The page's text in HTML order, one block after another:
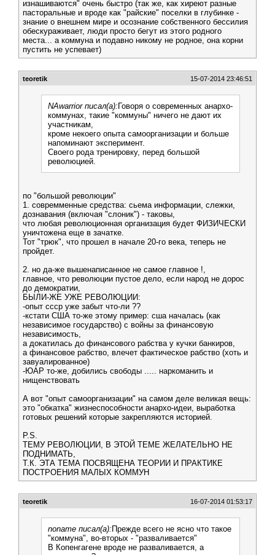
изнашиваются" очень быстро (так же, как хиреют разные
пасторальные и вроде как "райские" поселки в глубинке -
знание о внешнем мире и осознание собственного бессилия
обескураживает, люди просто бегут из этого родного
места... а коммуна и подавно никому не родное, она корни
пустить не успевает)
teoretik 15-07-2014 23:46:51
NAwarrior писал(а): Говоря о современных анархо-
коммунах, такие "коммуны" ничего не дают их
участникам,
кроме некоего опыта самоорганизации и больше
напоминают эксперимент.
Своего рода тренировку, перед большой
революцией.
по "большой революции"
1. совремменные средства: сьема информации, слежки,
дознавания (включая "слоник") - таковы,
что любая революционная организация будет ФИЗИЧЕСКИ
уничтожена еще в зачатке.
Тот "трюк", что прошел в начале 20-го века, теперь не
пройдет.
2. но да-же вышенаписанное не самое главное !,
главное, что революции пустое дело, если народ не дорос
до демократии,
БЫЛИ-ЖЕ УЖЕ РЕВОЛЮЦИИ:
-опыт ссср уже забыт что-ли ??
-кстати США то-же этому пример: сша началась (как
независимое государство) с войны за финансовую
независимость,
а докатилась до финансового рабства у кучки банкиров,
а финансовое рабство, влечет фактическое рабство (хоть и
завуалированное)
-ЮАР то-же, добились свободы ..... наркоманить и
нищенствовать
А вот "опыт самоорганизации" на самом деле великая вещь:
это "обкатка" жизнеспособности анархо-идеи, выработка
готовых решений которые закрепляются историей.
P.S.
ТЕМУ РЕВОЛЮЦИИ, В ЭТОЙ ТЕМЕ ЖЕЛАТЕЛЬНО НЕ
ПОДНИМАТЬ,
Т.К. ЭТА ТЕМА ПОСВЯЩЕНА ТЕОРИИ И ПРАКТИКЕ
ПОСТРОЕНИЯ МАЛЫХ КОММУН
teoretik 16-07-2014 01:53:17
noname писал(а): Прежде всего не ясно что такое
"коммуна", во-вторых - "разваливается"
В Копенгагене вроде не разваливается, а